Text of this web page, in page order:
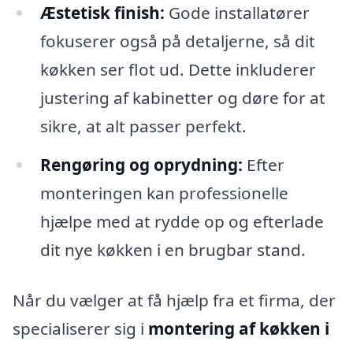
Æstetisk finish: Gode installatører
fokuserer også på detaljerne, så dit
køkken ser flot ud. Dette inkluderer
justering af kabinetter og døre for at
sikre, at alt passer perfekt.
Rengøring og oprydning: Efter
monteringen kan professionelle
hjælpe med at rydde op og efterlade
dit nye køkken i en brugbar stand.
Når du vælger at få hjælp fra et firma, der
specialiserer sig i montering af køkken i